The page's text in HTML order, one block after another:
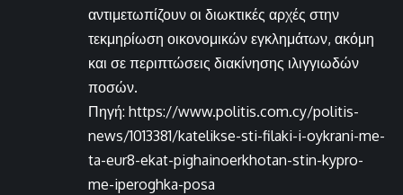
αντιμετωπίζουν οι διωκτικές αρχές στην
τεκμηρίωση οικονομικών εγκλημάτων, ακόμη
και σε περιπτώσεις διακίνησης ιλιγγιωδών
ποσών.
Πηγή: https://www.politis.com.cy/politis-
news/1013381/katelikse-sti-filaki-i-oykrani-me-
ta-eur8-ekat-pighainoerkhotan-stin-kypro-
me-iperoghka-posa